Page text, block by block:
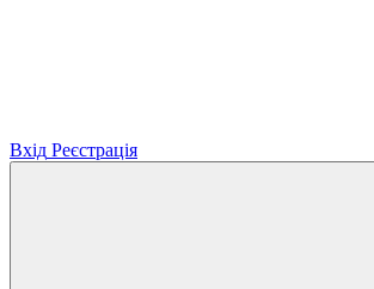
Вхід Реєстрація